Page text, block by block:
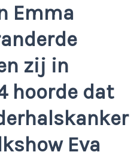
Emma
zij in
hoorde dat
Eva